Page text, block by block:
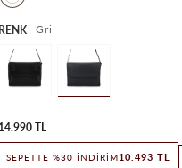
Gri
TL
SEPETTE %30 İNDIRIM10.493 TL